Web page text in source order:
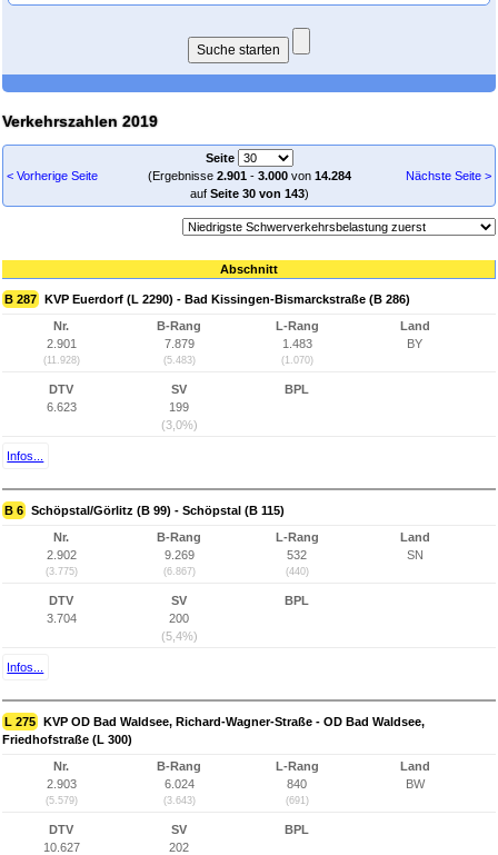
Verkehrszahlen 2019
< Vorherige Seite
Seite
(Ergebnisse 2.901- 3.000von 14.284
auf Seite 30 von 143)
Nächste Seite >
Abschnitt
B 287 KVP Euerdorf (L 2290) - Bad Kissingen-Bismarckstraße (B 286)
Nr.
2.901
(11.928)
B-Rang
7.879
(5.483)
L-Rang
1.483
(1.070)
Land
BY
DTV
6.623
SV
199
(3,0%)
BPL
Infos...
B 6 Schöpstal/Görlitz (B 99) - Schöpstal (B 115)
Nr.
2.902
(3.775)
B-Rang
9.269
(6.867)
L-Rang
532
(440)
Land
SN
DTV
3.704
SV
200
(5,4%)
BPL
Infos...
L 275 KVP OD Bad Waldsee, Richard-Wagner-Straße - OD Bad Waldsee,
Friedhofstraße (L 300)
Nr.
2.903
(5.579)
B-Rang
6.024
(3.643)
L-Rang
840
(691)
Land
BW
DTV
10.627
SV
202
BPL